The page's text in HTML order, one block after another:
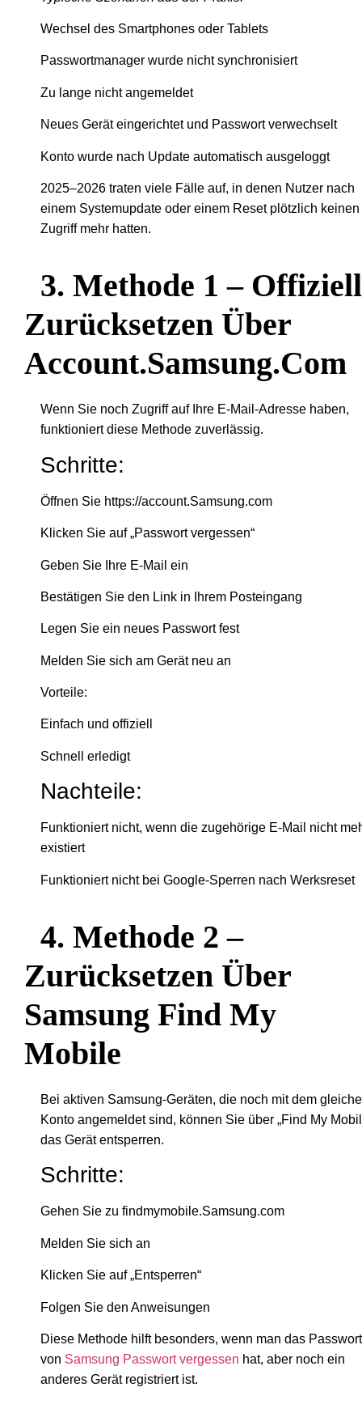
Wechsel des Smartphones oder Tablets
Passwortmanager wurde nicht synchronisiert
Zu lange nicht angemeldet
Neues Gerät eingerichtet und Passwort verwechselt
Konto wurde nach Update automatisch ausgeloggt
2025–2026 traten viele Fälle auf, in denen Nutzer nach
einem Systemupdate oder einem Reset plötzlich keinen
Zugriff mehr hatten.
3. Methode 1 –
Zurücksetzen Über
Account.Samsung.com
Wenn Sie noch Zugriff auf Ihre E-Mail-Adresse haben,
funktioniert diese Methode zuverlässig.
Schritte:
Öffnen Sie https://account.Samsung.com
Klicken Sie auf „Passwort vergessen“
Geben Sie Ihre E-Mail ein
Bestätigen Sie den Link in Ihrem Posteingang
Legen Sie ein neues Passwort fest
Melden Sie sich am Gerät neu an
Vorteile:
Einfach und offiziell
Schnell erledigt
Nachteile:
Funktioniert nicht, wenn die zugehörige E-Mail nicht
existiert
Funktioniert nicht bei Google-Sperren nach Werksreset
4. Methode 2 –
Zurücksetzen Über
Samsung Find My
Mobile
Bei aktiven Samsung-Geräten, die noch mit dem
Konto angemeldet sind, können Sie über „Find My
das Gerät entsperren.
Schritte:
Gehen Sie zu findmymobile.Samsung.com
Melden Sie sich an
Klicken Sie auf „Entsperren“
Folgen Sie den Anweisungen
Diese Methode hilft besonders, wenn man das Passwort
von Samsung Passwort vergessen hat, aber noch ein
anderes Gerät registriert ist.